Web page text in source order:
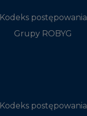
Kodeks postępowania
Grupy ROBYG
Kodeks postępowania